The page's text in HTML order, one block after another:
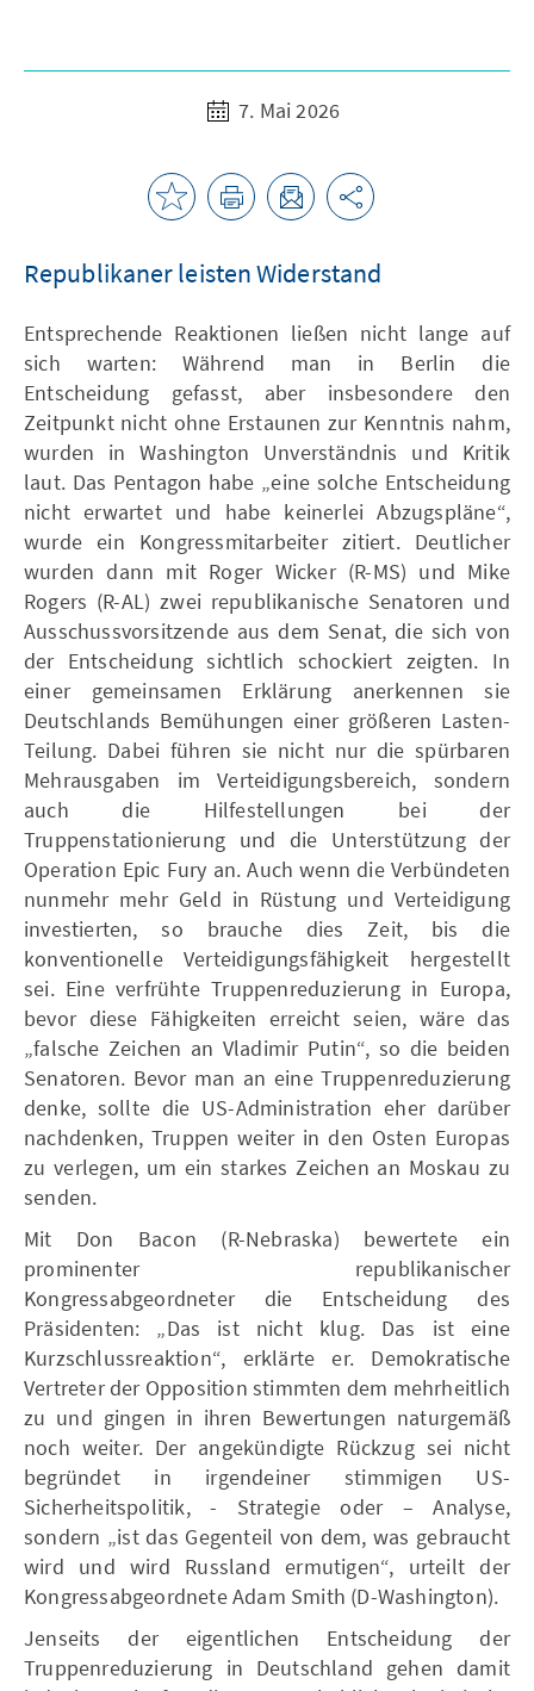
7. Mai 2026
Republikaner leisten Widerstand
Entsprechende Reaktionen ließen nicht lange auf
sich warten: Während man in Berlin die
Entscheidung gefasst, aber insbesondere den
Zeitpunkt nicht ohne Erstaunen zur Kenntnis nahm,
wurden in Washington Unverständnis und Kritik
laut. Das Pentagon habe „eine solche Entscheidung
nicht erwartet und habe keinerlei Abzugspläne“,
wurde ein Kongressmitarbeiter zitiert. Deutlicher
wurden dann mit Roger Wicker (R-MS) und Mike
Rogers (R-AL) zwei republikanische Senatoren und
Ausschussvorsitzende aus dem Senat, die sich von
der Entscheidung sichtlich schockiert zeigten. In
einer gemeinsamen Erklärung anerkennen sie
Deutschlands Bemühungen einer größeren Lasten-
Teilung. Dabei führen sie nicht nur die spürbaren
Mehrausgaben im Verteidigungsbereich, sondern
auch die Hilfestellungen bei der
Truppenstationierung und die Unterstützung der
Operation Epic Fury an. Auch wenn die Verbündeten
nunmehr mehr Geld in Rüstung und Verteidigung
investierten, so brauche dies Zeit, bis die
konventionelle Verteidigungsfähigkeit hergestellt
sei. Eine verfrühte Truppenreduzierung in Europa,
bevor diese Fähigkeiten erreicht seien, wäre das
„falsche Zeichen an Vladimir Putin“, so die beiden
Senatoren. Bevor man an eine Truppenreduzierung
denke, sollte die US-Administration eher darüber
nachdenken, Truppen weiter in den Osten Europas
zu verlegen, um ein starkes Zeichen an Moskau zu
senden.
Mit Don Bacon (R-Nebraska) bewertete ein
prominenter republikanischer
Kongressabgeordneter die Entscheidung des
Präsidenten: „Das ist nicht klug. Das ist eine
Kurzschlussreaktion“, erklärte er. Demokratische
Vertreter der Opposition stimmten dem mehrheitlich
zu und gingen in ihren Bewertungen naturgemäß
noch weiter. Der angekündigte Rückzug sei nicht
begründet in irgendeiner stimmigen US-
Sicherheitspolitik, - Strategie oder – Analyse,
sondern „ist das Gegenteil von dem, was gebraucht
wird und wird Russland ermutigen“, urteilt der
Kongressabgeordnete Adam Smith (D-Washington).
Jenseits der eigentlichen Entscheidung der
Truppenreduzierung in Deutschland gehen damit